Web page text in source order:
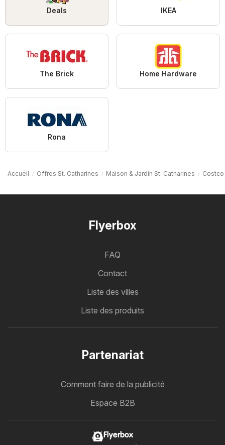
Deals IKEA
The Brick Home Hardware
Rona
Accueil Offres St. Catharines Maison & Jardin St. Catharines Costco
Flyerbox
FAQ
Contact
Liste des villes
Liste des produits
Partenariat
Comment faire de la publicité
Espace B2B
Flyerbox